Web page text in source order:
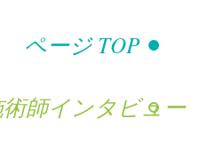
ページ TOP
師インタビュー